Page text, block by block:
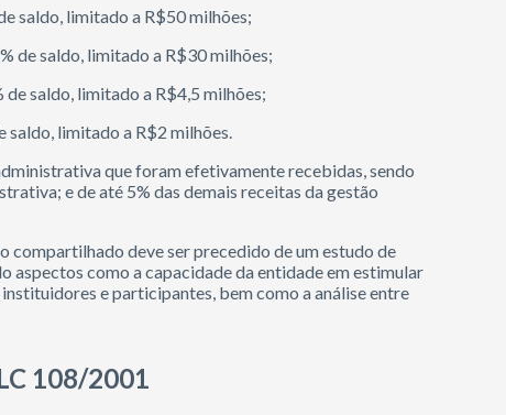
saldo, limitado a R$50 milhões;
de saldo, limitado a R$30 milhões;
de saldo, limitado a R$4,5 milhões;
saldo, limitado a R$2 milhões.
que foram efetivamente recebidas, sendo
e de até 5% das demais receitas da gestão
compartilhado deve ser precedido de um estudo de
aspectos como a capacidade da entidade em estimular
e participantes, bem como a análise entre
108/2001